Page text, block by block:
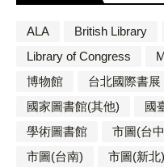
ALA British Library
Library of Congress
博物館
台北國際書展
國家圖書館(其他)
國
學術圖書館
市圖(台
市圖(台南)
市圖(新北)